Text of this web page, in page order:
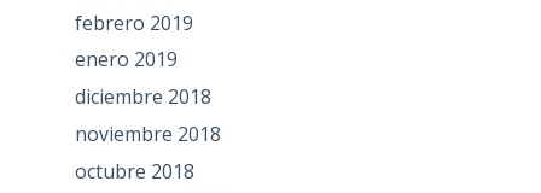
febrero 2019
enero 2019
diciembre 2018
noviembre 2018
octubre 2018